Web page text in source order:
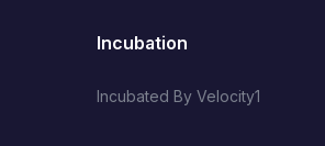
Incubation
Incubated By Velocity1